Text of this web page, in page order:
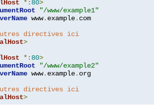
*: 80>
"/www/example1"
www. example. com
directives ici
>
*: 80>
"/www/example2"
www. example. org
directives ici
>